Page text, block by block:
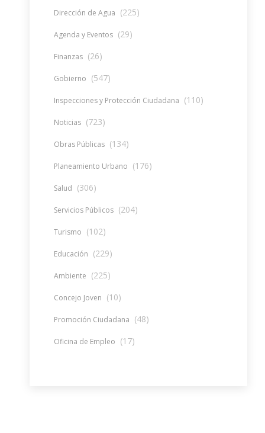
Dirección de Agua (225)
Agenda y Eventos (29)
Finanzas (26)
Gobierno (547)
Inspecciones y Protección Ciudadana (110)
Noticias (723)
Obras Públicas (134)
Planeamiento Urbano (176)
Salud (306)
Servicios Públicos (204)
Turismo (102)
Educación (229)
Ambiente (225)
Concejo Joven (10)
Promoción Ciudadana (48)
Oficina de Empleo (17)